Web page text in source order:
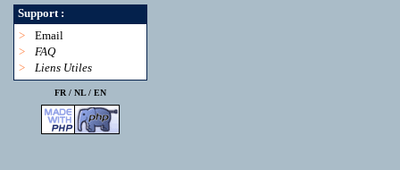
Support :
>
Email
>
FAQ
>
Liens Utiles
FR / NL/ EN